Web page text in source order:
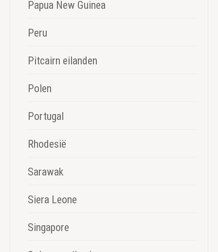
Papua New Guinea
Peru
Pitcairn eilanden
Polen
Portugal
Rhodesië
Sarawak
Siera Leone
Singapore